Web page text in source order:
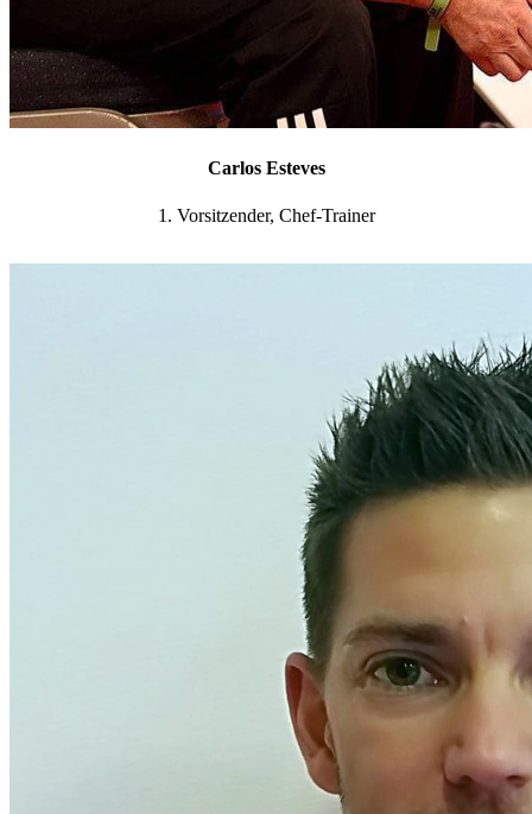
Carlos Esteves
1. Vorsitzender, Chef-Trainer